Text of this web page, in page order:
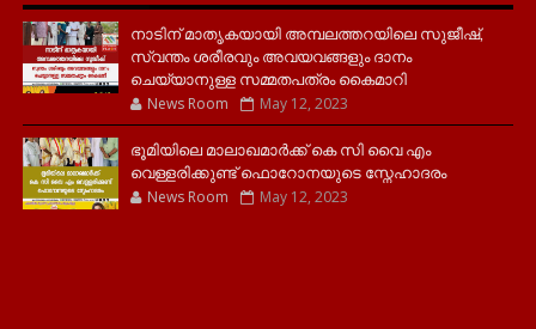
നാടിന് മാതൃകയായി അമ്പലത്തറയിലെ സുജീഷ്,
സ്വന്തം ശരീരവും അവയവങ്ങളും ദാനം
ചെയ്യാനുള്ള സമ്മതപത്രം കൈമാറി
News Room May 12, 2023
ഭൂമിയിലെ മാലാഖമാർക്ക് കെ സി വൈ എം
വെള്ളരിക്കുണ്ട് ഫൊറോനയുടെ സ്നേഹാദരം
News Room May 12, 2023